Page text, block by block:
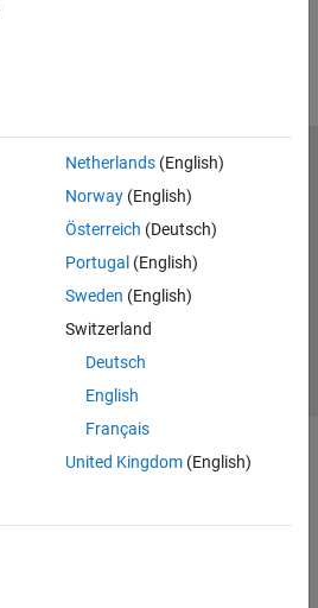
Netherlands(English)
Norway(English)
Österreich (Deutsch)
Portugal (English)
Sweden (English)
Switzerland
Deutsch
English
Français
United Kingdom(English)
Marcas comerciales
Antipiratería
Estado de las aplicaciones
Inc.